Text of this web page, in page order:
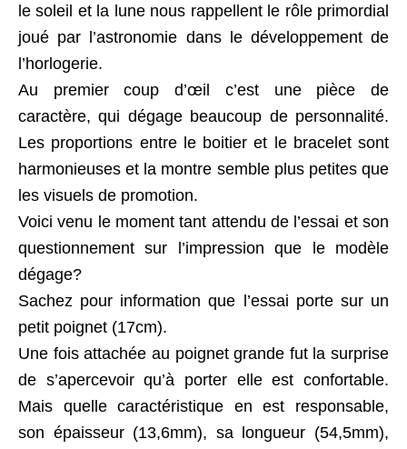
le soleil et la lune nous rappellent le rôle primordial
joué par l’astronomie dans le développement de
l’horlogerie.
Au premier coup d’œil c’est une pièce de
caractère, qui dégage beaucoup de personnalité.
Les proportions entre le boitier et le bracelet sont
harmonieuses et la montre semble plus petites que
les visuels de promotion.
Voici venu le moment tant attendu de l’essai et son
questionnement sur l’impression que le modèle
dégage?
Sachez pour information que l’essai porte sur un
petit poignet (17cm).
Une fois attachée au poignet grande fut la surprise
de s’apercevoir qu’à porter elle est confortable.
Mais quelle caractéristique en est responsable,
son épaisseur (13,6mm), sa longueur (54,5mm),